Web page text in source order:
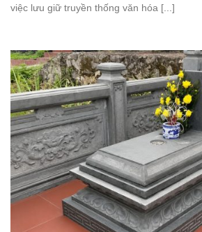
việc lưu giữ truyền thống văn hóa [...]